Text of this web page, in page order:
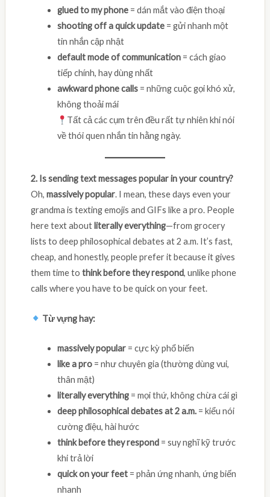
glued to my phone= dán mắt vào điện thoại
shooting off a quick update= gửi nhanh một
tin nhắn cập nhật
default mode of communication= cách giao
tiếp chính, hay dùng nhất
awkward phone calls= những cuộc gọi khó xử,
không thoải mái
Tất cả các cụm trên đều rất tự nhiên khi nói
về thói quen nhắn tin hằng ngày.
2. Is sending text messages popular in your country?
Oh, massively popular. I mean, these days even your
grandma is texting emojis and GIFs like a pro. People
here text about literally everything—from grocery
lists to deep philosophical debates at 2 a.m. It’s fast,
cheap, and honestly, people prefer it because it gives
them time to think before they respond, unlike phone
calls where you have to be quick on your feet.
Từ vựng hay:
massively popular= cực kỳ phổ biến
like a pro= như chuyên gia (thường dùng vui,
thân mật)
literally everything= mọi thứ, không chừa cái gì
deep philosophical debates at 2 a.m.= kiểu nói
cường điệu, hài hước
think before they respond= suy nghĩ kỹ trước
khi trả lời
quick on your feet= phản ứng nhanh, ứng biến
nhanh